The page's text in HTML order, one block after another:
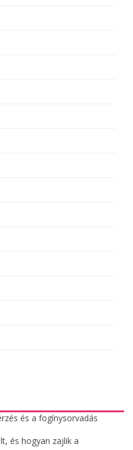
és a fogínysorvadás
és hogyan zajlik a